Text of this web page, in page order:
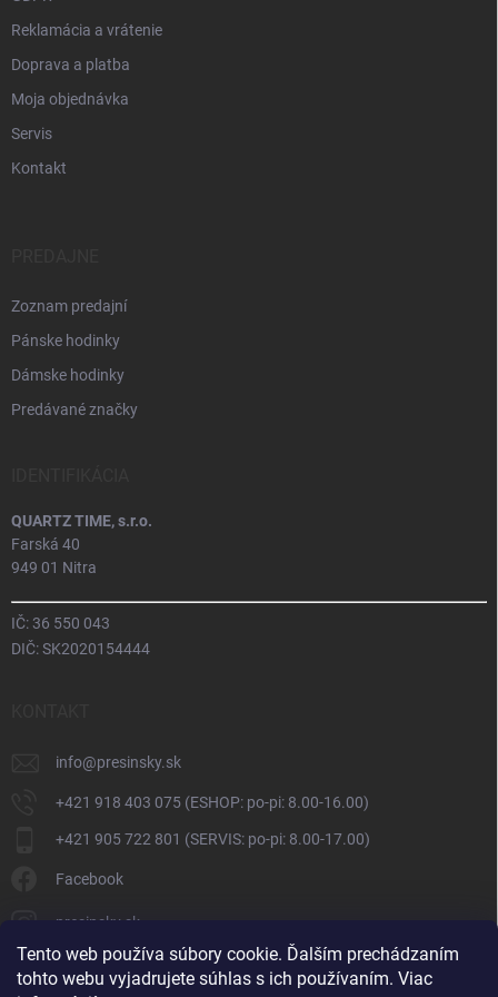
Tento web používa súbory cookie. Ďalším prechádzaním
tohto webu vyjadrujete súhlas s ich používaním. Viac
Reklamácia a vrátenie
Doprava a platba
Moja objednávka
Servis
Kontakt
Zoznam predajní
Pánske hodinky
Dámske hodinky
Predávané značky
QUARTZ TIME, s.r.o.
Farská 40
949 01 Nitra
IČ: 36 550 043
DIČ: SK2020154444
info@presinsky.sk
+421 918 403 075 (ESHOP: po-pi: 8.00-16.00)
+421 905 722 801 (SERVIS: po-pi: 8.00-17.00)
Facebook
presinsky.sk